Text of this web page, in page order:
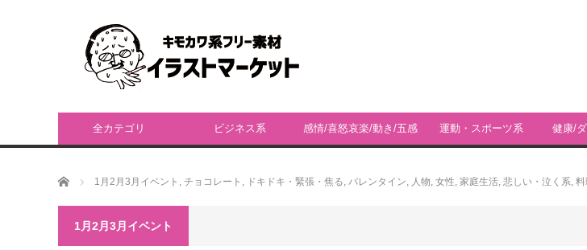
全カテゴリ ビジネス系 感情/喜怒哀楽/動き/五感 運動・スポーツ系 健康/
ホーム 1月2月3月イベント , チョコレート , ドキドキ・緊張・焦る, バレンタイン, 人物, 女性, 家庭生活, 悲しい・泣く系, 料
1月2月3月イベント